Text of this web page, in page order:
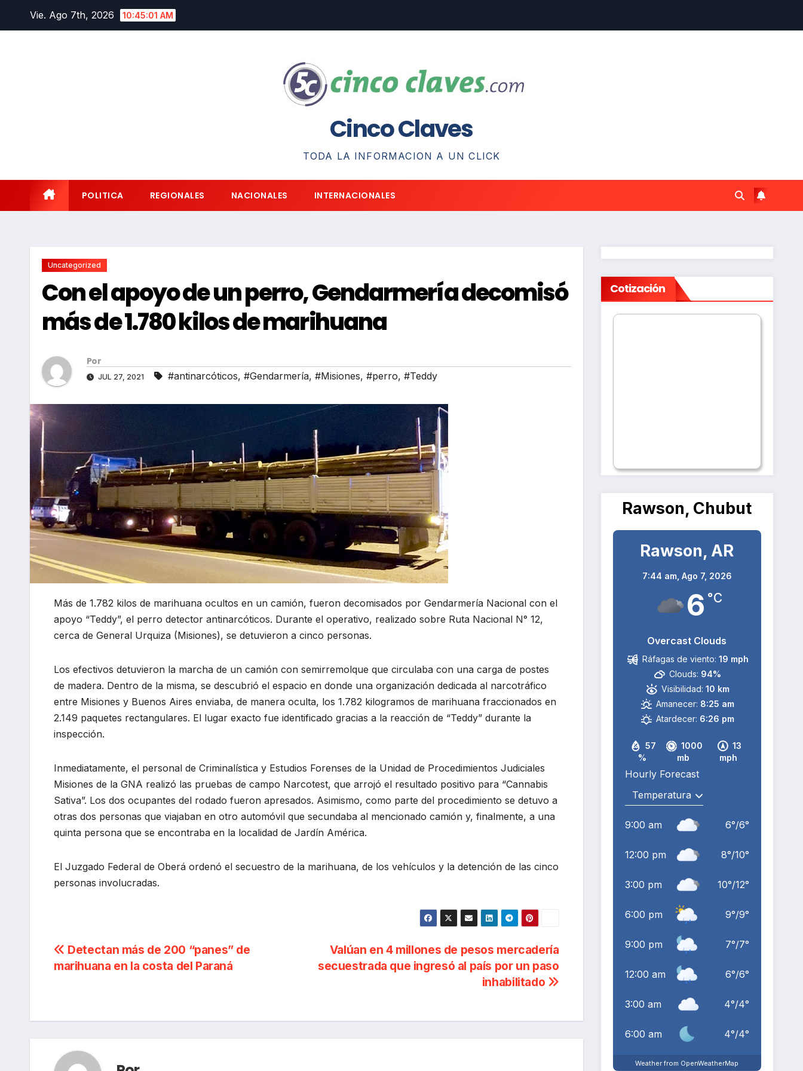
Vie. Ago 7th, 2026 10:45:02 AM
Cinco Claves
TODA LA INFORMACION A UN CLICK
POLITICA REGIONALES NACIONALES INTERNACIONALES
Uncategorized
Con el apoyo de un perro, Gendarmería decomisó
más de 1.780 kilos de marihuana
Por
JUL 27, 2021 #antinarcóticos, #Gendarmería, #Misiones, #perro, #Teddy
Más de 1.782 kilos de marihuana ocultos en un camión, fueron decomisados por Gendarmería Nacional con el
apoyo “Teddy”, el perro detector antinarcóticos. Durante el operativo, realizado sobre Ruta Nacional N° 12,
cerca de General Urquiza (Misiones), se detuvieron a cinco personas.
Los efectivos detuvieron la marcha de un camión con semirremolque que circulaba con una carga de postes
de madera. Dentro de la misma, se descubrió el espacio en donde una organización dedicada al narcotráfico
entre Misiones y Buenos Aires enviaba, de manera oculta, los 1.782 kilogramos de marihuana fraccionados en
2.149 paquetes rectangulares. El lugar exacto fue identificado gracias a la reacción de “Teddy” durante la
inspección.
Inmediatamente, el personal de Criminalística y Estudios Forenses de la Unidad de Procedimientos Judiciales
Misiones de la GNA realizó las pruebas de campo Narcotest, que arrojó el resultado positivo para “Cannabis
Sativa”. Los dos ocupantes del rodado fueron apresados. Asimismo, como parte del procedimiento se detuvo a
otras dos personas que viajaban en otro automóvil que secundaba al mencionado camión y, finalmente, a una
quinta persona que se encontraba en la localidad de Jardín América.
El Juzgado Federal de Oberá ordenó el secuestro de la marihuana, de los vehículos y la detención de las cinco
personas involucradas.
Navegación
de
Valúan en 4 millones de pesos mercadería
secuestrada que ingresó al país por un paso
inhabilitado
Detectan más de 200 “panes” de
marihuana en la costa del Paraná
Cotización
Rawson, Chubut
Rawson, AR
7:44 am, Ago 7, 2026
6 °C
Overcast Clouds
57
%
1000
mb
13
mph
Ráfagas de viento: 19 mph
Clouds: 94%
Visibilidad: 10 km
Amanecer: 8:25 am
Atardecer: 6:26 pm
Hourly Forecast
9:00 am 6°/6°
12:00 pm 8°/10°
3:00 pm 10°/12°
6:00 pm 9°/9°
9:00 pm 7°/7°
12:00 am 6°/6°
3:00 am 4°/4°
6:00 am 4°/4°
Weather from OpenWeatherMap